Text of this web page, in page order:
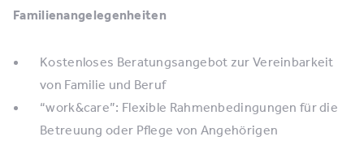
Familienangelegenheiten
Kostenloses Beratungsangebot zur Vereinbarkeit
von Familie und Beruf
“work&care”: Flexible Rahmenbedingungen für die
Betreuung oder Pflege von Angehörigen